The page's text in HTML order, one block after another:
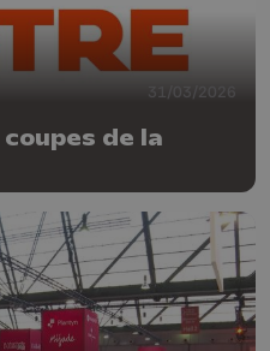
31/03/2026
de la